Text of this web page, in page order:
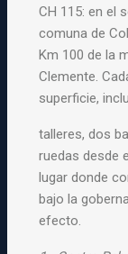
CH 115: en el
comuna de
Km 100 de la
Clemente.
superficie,
talleres, dos
ruedas desde
lugar donde
bajo la
efecto.